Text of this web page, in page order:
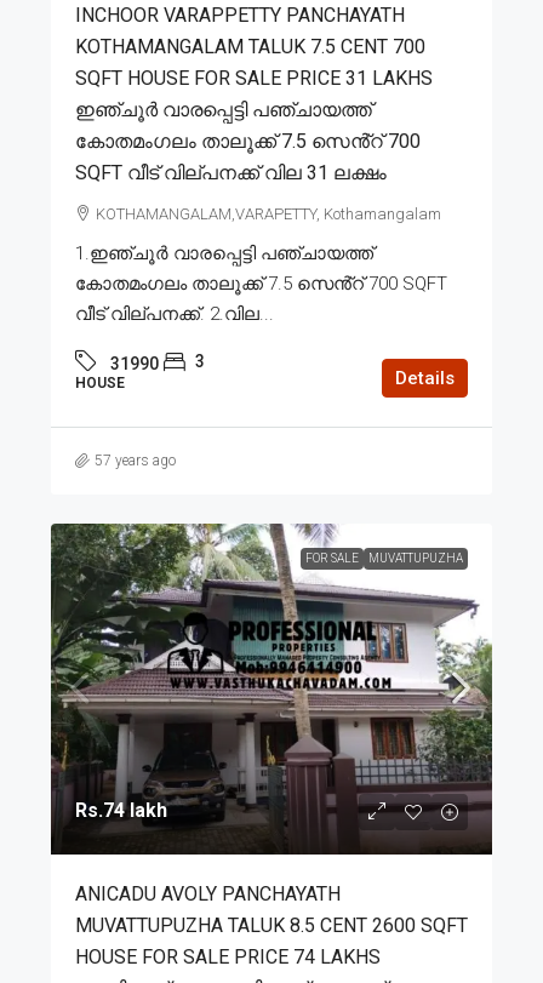
INCHOOR VARAPPETTY PANCHAYATH
KOTHAMANGALAM TALUK 7.5 CENT 700
SQFT HOUSE FOR SALE PRICE 31 LAKHS
ഇഞ്ചൂർ വാരപ്പെട്ടി പഞ്ചായത്ത്
കോതമംഗലം താലൂക്ക് 7.5 സെൻ്റ് 700
SQFT വീട് വില്പനക്ക് വില 31 ലക്ഷം
KOTHAMANGALAM,VARAPETTY, Kothamangalam
1.ഇഞ്ചൂർ വാരപ്പെട്ടി പഞ്ചായത്ത്
കോതമംഗലം താലൂക്ക് 7.5 സെൻ്റ് 700 SQFT
വീട് വില്പനക്ക്. 2.വില...
31990 3
HOUSE Details
57 years ago
FOR SALE MUVATTUPUZHA
Rs.74 lakh
ANICADU AVOLY PANCHAYATH
MUVATTUPUZHA TALUK 8.5 CENT 2600 SQFT
HOUSE FOR SALE PRICE 74 LAKHS